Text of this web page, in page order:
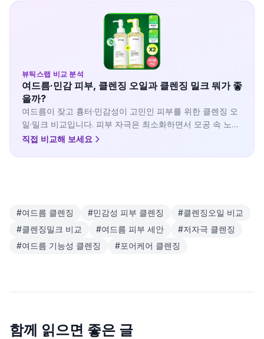
뷰틱스랩 비교 분석
여드름·민감 피부, 클렌징 오일과 클렌징 밀크 뭐가 좋
을까?
여드름이 잦고 흉터·민감성이 고민인 피부를 위한 클렌징 오
일·밀크 비교입니다. 피부 자극은 최소화하면서 모공 속 노폐
물을 효과적으로 제거하는 제품들을 선별했습니다.
직접 비교해 보세요
#여드름 클렌징 #민감성 피부 클렌징 #클렌징오일 비교
#클렌징밀크 비교 #여드름 피부 세안 #저자극 클렌징
#여드름 기능성 클렌징 #포어케어 클렌징
함께 읽으면 좋은 글